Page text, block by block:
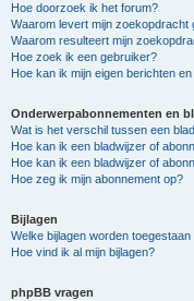
Hoe doorzoek ik het forum?
Waarom levert mijn zoekopdracht
Waarom resulteert mijn
Hoe zoek ik een gebruiker?
Hoe kan ik mijn eigen berichten
Onderwerpabonnementen en
Wat is het verschil tussen een
Hoe kan ik een bladwijzer of
Hoe kan ik een bladwijzer of
Hoe zeg ik mijn abonnement op?
Bijlagen
Welke bijlagen worden
Hoe vind ik al mijn bijlagen?
phpBB vragen